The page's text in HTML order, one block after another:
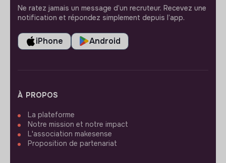
Ne ratez jamais un message d’un recruteur. Recevez une
notification et répondez simplement depuis l’app.
iPhone Android
À PROPOS
La plateforme
Notre mission et notre impact
L'association makesense
Proposition de partenariat